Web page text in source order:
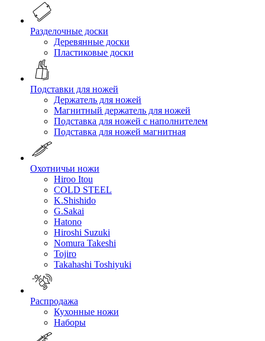
Разделочные доски
Деревянные доски
Пластиковые доски
Подставки для ножей
Держатель для ножей
Магнитный держатель для ножей
Подставка для ножей с наполнителем
Подставка для ножей магнитная
Охотничьи ножи
Hiroo Itou
COLD STEEL
K.Shishido
G.Sakai
Hatono
Hiroshi Suzuki
Nomura Takeshi
Tojiro
Takahashi Toshiyuki
Распродажа
Кухонные ножи
Наборы